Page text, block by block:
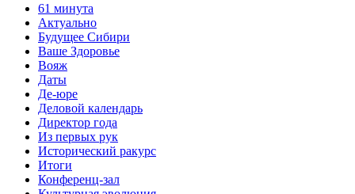
61 минута
Актуально
Будущее Сибири
Ваше Здоровье
Вояж
Даты
Де-юре
Деловой календарь
Директор года
Из первых рук
Исторический ракурс
Итоги
Конференц-зал